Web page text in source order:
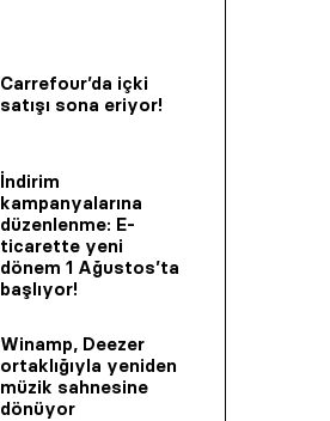
Carrefour’da içki
satışı sona eriyor!
İndirim
kampanyalarına
düzenlenme: E-
ticarette yeni
dönem 1 Ağustos’ta
başlıyor!
Winamp, Deezer
ortaklığıyla yeniden
müzik sahnesine
dönüyor